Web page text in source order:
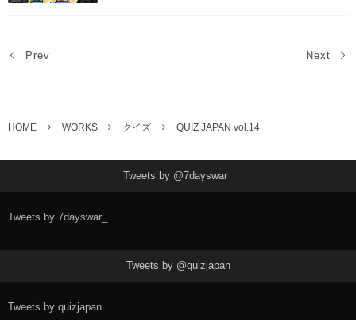
Prev Next
HOME WORKS クイズ QUIZ JAPAN vol.14
Tweets by @7dayswar_
Tweets by 7dayswar_
Tweets by @quizjapan
Tweets by quizjapan